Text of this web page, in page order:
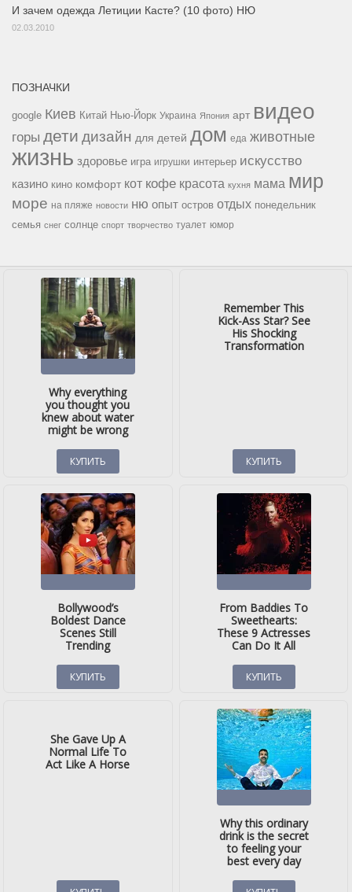
И зачем одежда Летиции Касте? (10 фото) НЮ
02.03.2010
ПОЗНАЧКИ
google Киев Китай Нью-Йорк Украина Япония арт видео
горы дети дизайн для детей дом еда животные
жизнь здоровье игра игрушки интерьер искусство
казино кино комфорт кот кофе красота кухня мама мир
море на пляже новости ню опыт остров отдых понедельник
семья снег солнце спорт творчество туалет юмор